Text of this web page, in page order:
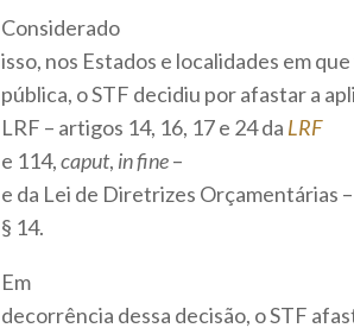
Considerado
isso, nos Estados e localidades em
pública, o STF decidiu por afastar a
LRF – artigos 14, 16, 17 e 24 da LRF
e 114,caput, in fine–
e da Lei de Diretrizes Orçamentárias
§ 14.
Em
decorrência dessa decisão, o STF